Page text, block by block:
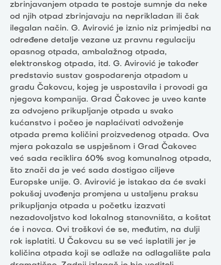
zbrinjavanjem otpada te postoje sumnje da neke
od njih otpad zbrinjavaju na neprikladan ili čak
ilegalan način. G. Avirović je iznio niz primjedbi na
određene detalje vezane uz pravnu regulaciju
opasnog otpada, ambalažnog otpada,
elektronskog otpada, itd. G. Avirović je također
predstavio sustav gospodarenja otpadom u
gradu Čakovcu, kojeg je uspostavila i provodi ga
njegova kompanija. Grad Čakovec je uveo kante
za odvojeno prikupljanje otpada u svako
kućanstvo i počeo je naplaćivati odvoženje
otpada prema količini proizvedenog otpada. Ova
mjera pokazala se uspješnom i Grad Čakovec
već sada reciklira 60% svog komunalnog otpada,
što znači da je već sada dostigao ciljeve
Europske unije. G. Avirović je istakao da će svaki
pokušaj uvođenja promjena u ustaljenu praksu
prikupljanja otpada u početku izazvati
nezadovoljstvo kod lokalnog stanovništa, a koštat
će i novca. Ovi troškovi će se, međutim, na dulji
rok isplatiti. U Čakovcu su se već isplatili jer je
količina otpada koji se odlaže na odlagalište pala